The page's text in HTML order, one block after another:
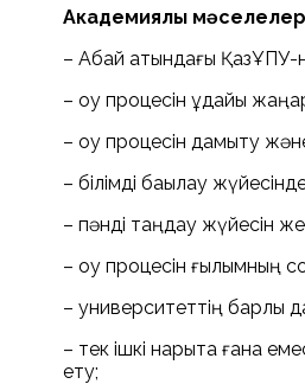
Академиялық мәселелер
– Абай атындағы ҚазҰПУ-
– оқу процесін ұдайы
– оқу процесін дамыту
– білімді бақылау
– пәнді таңдау жүйесін
– оқу процесін ғылымның
– университеттің барлық
– тек ішкі нарықта ғана
ету;